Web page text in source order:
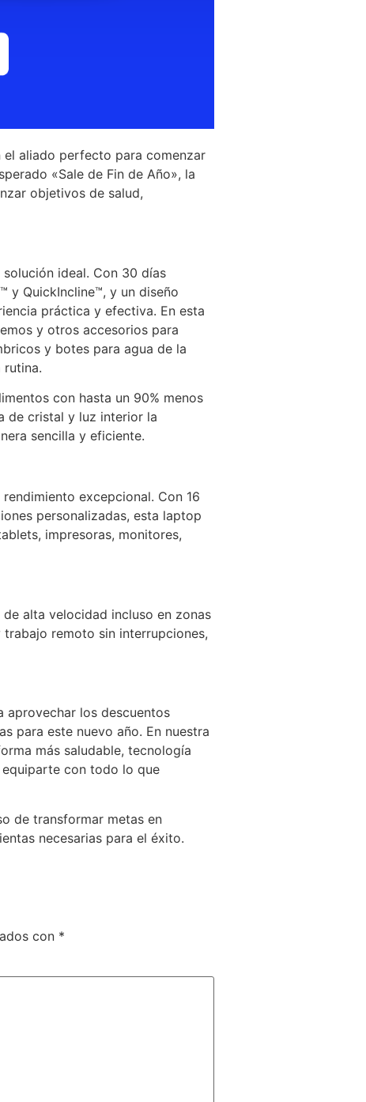
el aliado perfecto para comenzar
«Sale de Fin de Año», la
objetivos de salud,
ideal. Con 30 días
y QuickIncline™, y un diseño
práctica y efectiva. En esta
y otros accesorios para
y botes para agua de la
rutina.
con hasta un 90% menos
de cristal y luz interior la
sencilla y eficiente.
excepcional. Con 16
personalizadas, esta laptop
impresoras, monitores,
alta velocidad incluso en zonas
remoto sin interrupciones,
aprovechar los descuentos
para este nuevo año. En nuestra
más saludable, tecnología
con todo lo que
de transformar metas en
necesarias para el éxito.
con *